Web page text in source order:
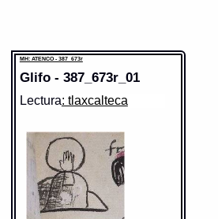
MH: ATENCO - 387_673r
Glifo - 387_673r_01
Lectura: tlaxcalteca